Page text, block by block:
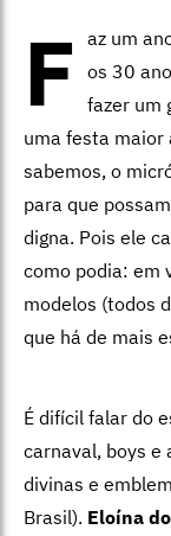
F az um
os 30
fazer um
uma festa maior
sabemos, o
para que
digna. Pois ele
como podia: em
modelos (todos
que há de mais
É difícil falar do
carnaval, boys e
divinas e
Brasil). Eloína